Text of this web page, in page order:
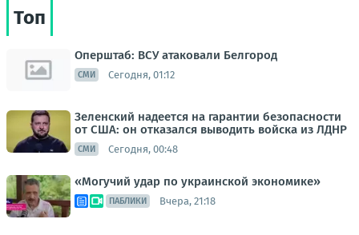
Топ
Оперштаб: ВСУ атаковали Белгород
СМИ Сегодня, 01:12
Зеленский надеется на гарантии безопасности
от США: он отказался выводить войска из ЛДНР
СМИ Сегодня, 00:48
«Могучий удар по украинской экономике»
ПАБЛИКИ Вчера, 21:18